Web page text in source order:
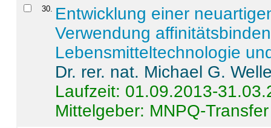
30. Entwicklung einer
Verwendung
Lebensmitteltechnologie
Dr. rer. nat. Michael G.
Laufzeit: 01.09.2013-
Mittelgeber: MNPQ-Transfer